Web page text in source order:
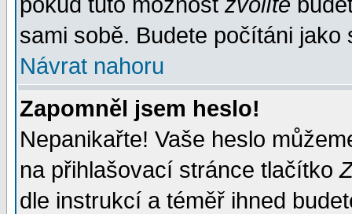
sami sobě. Budete počítáni jako
Návrat nahoru
Zapomněl jsem heslo!
Nepanikařte! Vaše heslo
na přihlašovací stránce tlačítko
dle instrukcí a téměř ihned